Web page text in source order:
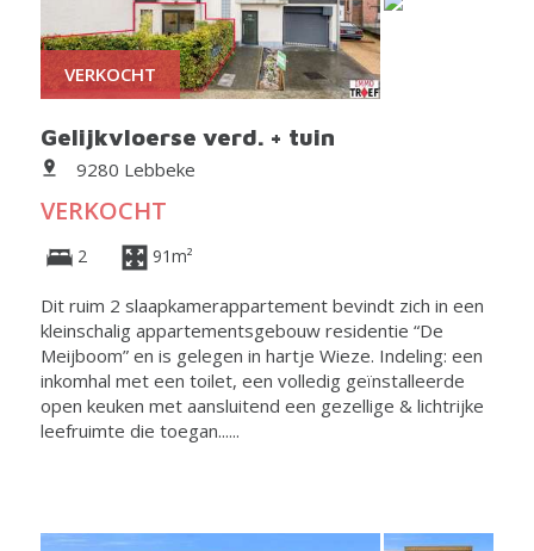
VERKOCHT
Gelijkvloerse verd. + tuin
9280 Lebbeke
VERKOCHT
2 91m²
Dit ruim 2 slaapkamerappartement bevindt zich in een
kleinschalig appartementsgebouw residentie “De
Meijboom” en is gelegen in hartje Wieze. Indeling: een
inkomhal met een toilet, een volledig geïnstalleerde
open keuken met aansluitend een gezellige & lichtrijke
leefruimte die toegan......